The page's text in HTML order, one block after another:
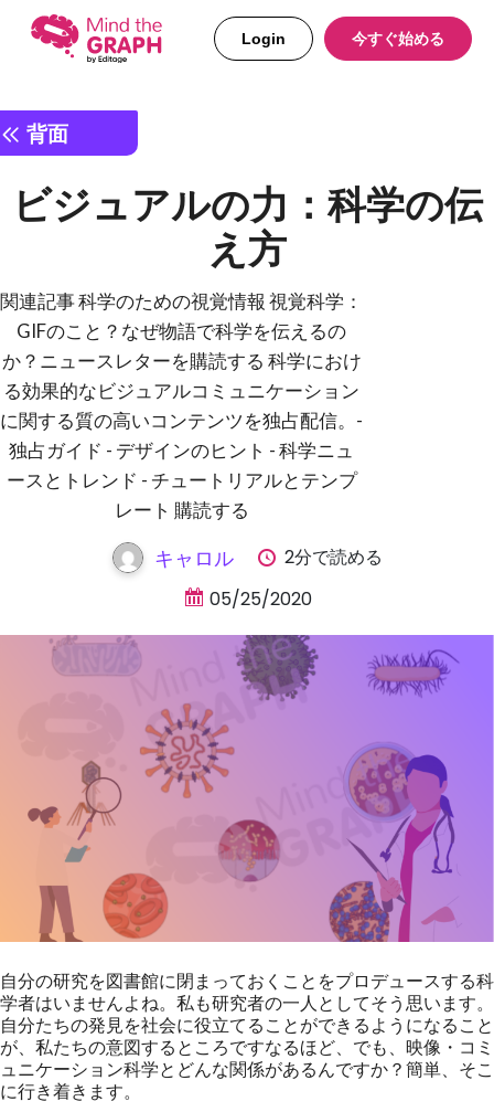
Login 今すぐ始める
背面
ビジュアルの力：科学の伝
え方
関連記事 科学のための視覚情報 視覚科学：
GIFのこと？なぜ物語で科学を伝えるの
か？ニュースレターを購読する 科学におけ
る効果的なビジュアルコミュニケーション
に関する質の高いコンテンツを独占配信。-
独占ガイド - デザインのヒント - 科学ニュ
ースとトレンド - チュートリアルとテンプ
レート 購読する
キャロル
2分で読める
05/25/2020
自分の研究を図書館に閉まっておくことをプロデュースする科
学者はいませんよね。私も研究者の一人としてそう思います。
自分たちの発見を社会に役立てることができるようになること
が、私たちの意図するところですなるほど、でも、映像・コミ
ュニケーション科学とどんな関係があるんですか？簡単、そこ
に行き着きます。